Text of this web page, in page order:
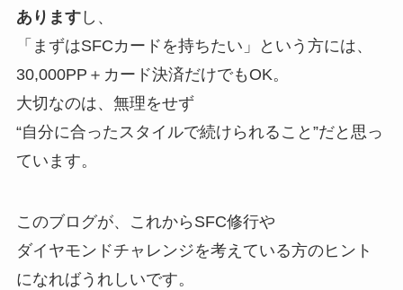
ありますし、
「まずはSFCカードを持ちたい」という方には、
30,000PP＋カード決済だけでもOK。
大切なのは、無理をせず
“自分に合ったスタイルで続けられること”だと思っ
ています。
このブログが、これからSFC修行や
ダイヤモンドチャレンジを考えている方のヒント
になればうれしいです。